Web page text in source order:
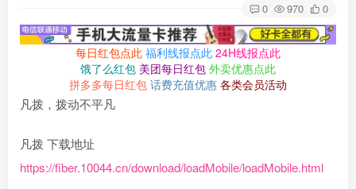
0 970 0
每日红包点此 福利线报点此 24H线报点此
饿了么红包 美团每日红包 外卖优惠点此
拼多多每日红包 话费充值优惠 各类会员活动
凡拨，拨动不平凡
凡拨 下载地址
https://fiber.10044.cn/download/loadMobile/loadMobile.html